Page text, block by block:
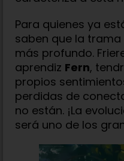
Para quienes ya
saben que la
más profundo.
aprendiz Fern,
propios
perdidas de
no están. ¡La
será uno de los